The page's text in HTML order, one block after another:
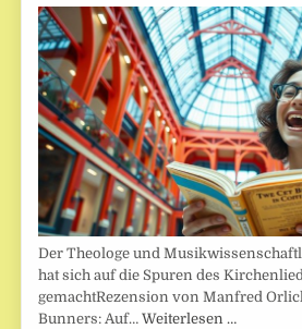
Der Theologe und
hat sich auf die Spuren des
gemachtRezension von Manfred
Bunners: Auf…Weiterlesen …